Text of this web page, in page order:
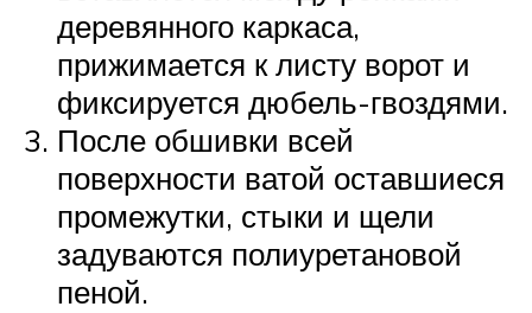
деревянного каркаса,
прижимается к листу ворот и
фиксируется дюбель-гвоздями.
После обшивки всей
поверхности ватой оставшиеся
промежутки, стыки и щели
задуваются полиуретановой
пеной.